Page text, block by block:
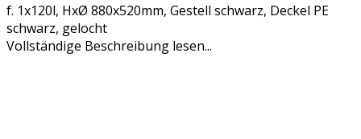
f. 1x120l, HxØ 880x520mm, Gestell schwarz, Deckel PE
schwarz, gelocht
Vollständige Beschreibung lesen...